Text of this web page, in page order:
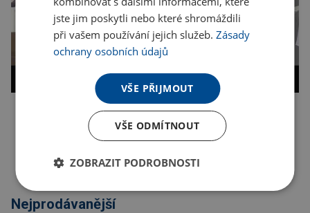
Kopírovat odkaz
Nejprodávanější
jste jim poskytli nebo které shromáždili
při vašem používání jejich služeb.Zásady
ochrany osobních údajů
VŠE PŘIJMOUT
VŠE ODMÍTNOUT
ZOBRAZIT PODROBNOSTI